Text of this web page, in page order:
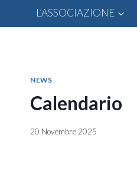
L’ASSOCIAZIONE
NEWS
Calendario
20 Novembre 2025